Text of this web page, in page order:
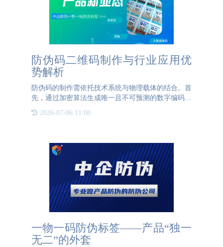
防伪码二维码制作与行业应用优
势解析
防伪码的制作需依托技术系统与物理载体的结合。首
先，通过加密算法生成唯一且不可预测的数字编码，
并转化为二维码形式。企业需建立数据库，将编码与
产品信息绑定，确保“一物一码”的唯一性。生产环节
2026-07-06 11:08
一物一码防伪标签——产品“独一
无二”的外套